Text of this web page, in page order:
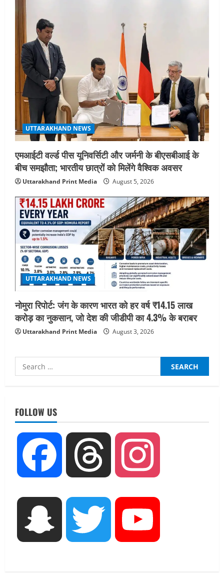
UTTARAKHAND NEWS
एमआईटी वर्ल्ड पीस यूनिवर्सिटी और जर्मनी के बीएसबीआई के
बीच समझौता; भारतीय छात्रों को मिलेंगे वैश्विक अवसर
Uttarakhand Print Media August 5, 2026
UTTARAKHAND NEWS
नोमुरा रिपोर्ट: जंग के कारण भारत को हर वर्ष ₹14.15 लाख
करोड़ का नुकसान, जो देश की जीडीपी का 4.3% के बराबर
Uttarakhand Print Media August 3, 2026
Search
for:
FOLLOW US
Facebook Threads
Snapchat Twitter
UTTARAKHAND NEWS
एमआईटी वर्ल्ड पीस यूनिवर्सिटी और जर्मनी के
बीएसबीआई के बीच समझौता; भारतीय छात्रों
August 5, 2026
STATES NEWS
महाराज की राजस्थान के मुख्यमंत्री से
शिष्टाचार भेंट पर्यटन और सांस्कृतिक